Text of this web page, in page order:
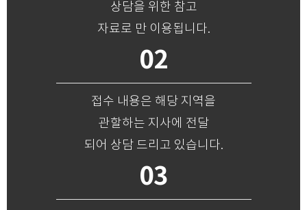
상담을 위한 참고
자료로 만 이용됩니다.
02
접수 내용은 해당 지역을
관할하는 지사에 전달
되어 상담 드리고 있습니다.
03